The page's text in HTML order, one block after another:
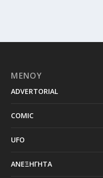
ΜΕΝΟΥ
ADVERTORIAL
COMIC
UFO
ΑΝΕΞΗΓΗΤΑ